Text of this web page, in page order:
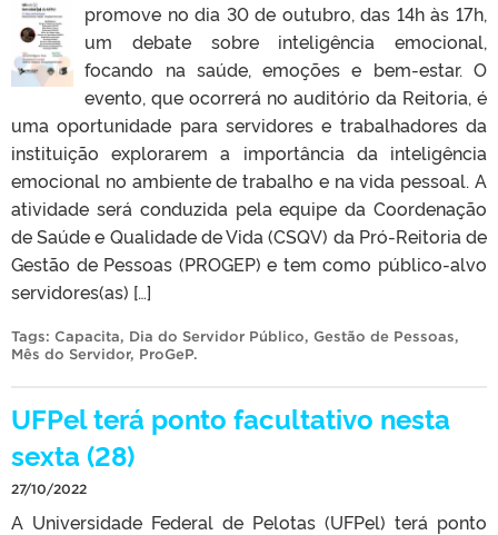
promove no dia 30 de outubro, das 14h às 17h,
um debate sobre inteligência emocional,
focando na saúde, emoções e bem-estar. O
evento, que ocorrerá no auditório da Reitoria, é
uma oportunidade para servidores e trabalhadores da
instituição explorarem a importância da inteligência
emocional no ambiente de trabalho e na vida pessoal. A
atividade será conduzida pela equipe da Coordenação
de Saúde e Qualidade de Vida (CSQV) da Pró-Reitoria de
Gestão de Pessoas (PROGEP) e tem como público-alvo
servidores(as) […]
Tags: Capacita, Dia do Servidor Público, Gestão de Pessoas,
Mês do Servidor, ProGeP.
UFPel terá ponto facultativo nesta
sexta (28)
27/10/2022
A Universidade Federal de Pelotas (UFPel) terá ponto